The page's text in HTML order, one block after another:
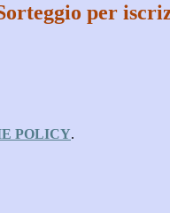
per
POLICY.